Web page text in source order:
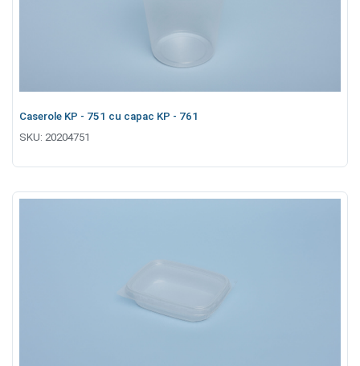
Caserole KP - 751 cu capac KP - 761
SKU: 20204751